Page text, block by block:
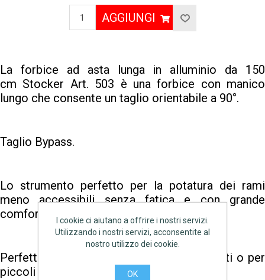
AGGIUNGI
La forbice ad asta lunga in alluminio da 150
cm Stocker Art. 503 è una forbice con manico
lungo che consente un taglio orientabile a 90°.
Taglio Bypass.
Lo strumento perfetto per la potatura dei rami
meno accessibili senza fatica e con grande
comfort di lavoro
Perfetta per piccoli lavori su frutteti, oliveti o per
piccoli lavori domestici
I cookie ci aiutano a offrire i nostri servizi.
Utilizzando i nostri servizi, acconsentite al
nostro utilizzo dei cookie.
OK